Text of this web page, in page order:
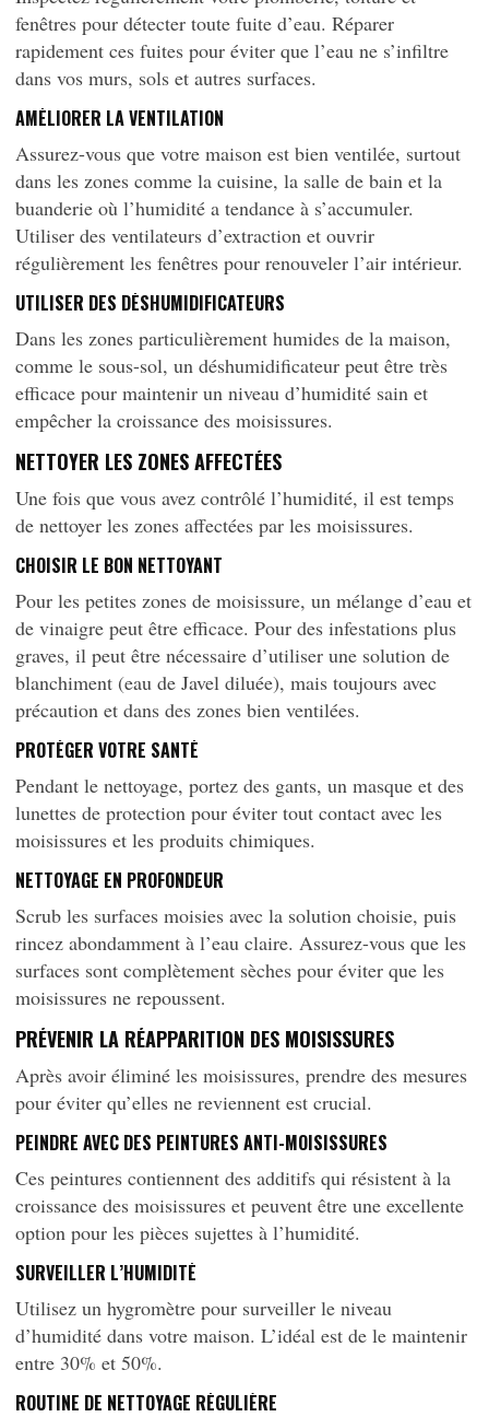
fenêtres pour détecter toute fuite d’eau. Réparer
rapidement ces fuites pour éviter que l’eau ne s’infiltre
dans vos murs, sols et autres surfaces.
AMÉLIORER LA VENTILATION
Assurez-vous que votre maison est bien ventilée, surtout
dans les zones comme la cuisine, la salle de bain et la
buanderie où l’humidité a tendance à s’accumuler.
Utiliser des ventilateurs d’extraction et ouvrir
régulièrement les fenêtres pour renouveler l’air intérieur.
UTILISER DES DÉSHUMIDIFICATEURS
Dans les zones particulièrement humides de la maison,
comme le sous-sol, un déshumidificateur peut être très
efficace pour maintenir un niveau d’humidité sain et
empêcher la croissance des moisissures.
NETTOYER LES ZONES AFFECTÉES
Une fois que vous avez contrôlé l’humidité, il est temps
de nettoyer les zones affectées par les moisissures.
CHOISIR LE BON NETTOYANT
Pour les petites zones de moisissure, un mélange d’eau et
de vinaigre peut être efficace. Pour des infestations plus
graves, il peut être nécessaire d’utiliser une solution de
blanchiment (eau de Javel diluée), mais toujours avec
précaution et dans des zones bien ventilées.
PROTÉGER VOTRE SANTÉ
Pendant le nettoyage, portez des gants, un masque et des
lunettes de protection pour éviter tout contact avec les
moisissures et les produits chimiques.
NETTOYAGE EN PROFONDEUR
Scrub les surfaces moisies avec la solution choisie, puis
rincez abondamment à l’eau claire. Assurez-vous que les
surfaces sont complètement sèches pour éviter que les
moisissures ne repoussent.
PRÉVENIR LA RÉAPPARITION DES MOISISSURES
Après avoir éliminé les moisissures, prendre des mesures
pour éviter qu’elles ne reviennent est crucial.
PEINDRE AVEC DES PEINTURES ANTI-MOISISSURES
Ces peintures contiennent des additifs qui résistent à la
croissance des moisissures et peuvent être une excellente
option pour les pièces sujettes à l’humidité.
SURVEILLER L’HUMIDITÉ
Utilisez un hygromètre pour surveiller le niveau
d’humidité dans votre maison. L’idéal est de le maintenir
entre 30% et 50%.
ROUTINE DE NETTOYAGE RÉGULIÈRE